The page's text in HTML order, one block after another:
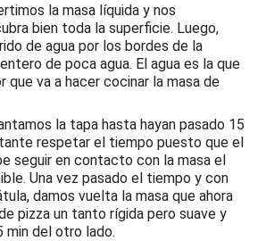
la masa líquida y nos
bien toda la superficie. Luego,
de agua por los bordes de la
de poca agua. El agua es la que
que va a hacer cocinar la masa de
la tapa hasta hayan pasado 15
respetar el tiempo puesto que el
seguir en contacto con la masa el
Una vez pasado el tiempo y con
damos vuelta la masa que ahora
pizza un tanto rígida pero suave y
del otro lado.